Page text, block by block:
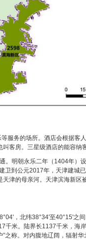
务的场所。酒店会根据客
客房。三星级酒店的能容纳
明朝永乐二年（1404年）
卫到公元2017年，天津建城
津的母亲河。天津滨海新区
，北纬38°34'至40°15'之
千米。陆界长1137千米，海
之称。对内腹地辽阔，辐射华